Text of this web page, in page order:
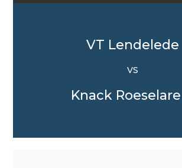
VT Lendelede
VS
Knack